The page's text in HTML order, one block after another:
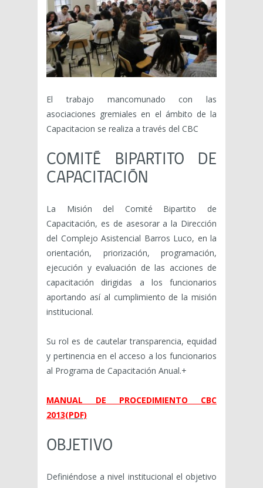
El trabajo mancomunado con las
asociaciones gremiales en el ámbito de la
Capacitacion se realiza a través del CBC
COMITÉ BIPARTITO DE
CAPACITACIÓN
La Misión del Comité Bipartito de
Capacitación, es de asesorar a la Dirección
del Complejo Asistencial Barros Luco, en la
orientación, priorización, programación,
ejecución y evaluación de las acciones de
capacitación dirigidas a los funcionarios
aportando así al cumplimiento de la misión
institucional.
Su rol es de cautelar transparencia, equidad
y pertinencia en el acceso a los funcionarios
al Programa de Capacitación Anual.+
MANUAL DE PROCEDIMIENTO CBC
2013(PDF)
OBJETIVO
Definiéndose a nivel institucional el objetivo